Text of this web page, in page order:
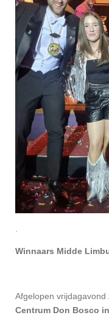
Winnaars Midde
Afgelopen vrijdagavond
Centrum Don Bosco